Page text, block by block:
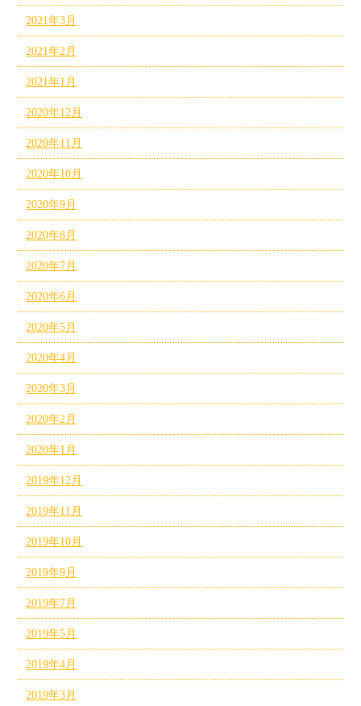
2021年3月
2021年2月
2021年1月
2020年12月
2020年11月
2020年10月
2020年9月
2020年8月
2020年7月
2020年6月
2020年5月
2020年4月
2020年3月
2020年2月
2020年1月
2019年12月
2019年11月
2019年10月
2019年9月
2019年7月
2019年5月
2019年4月
2019年3月